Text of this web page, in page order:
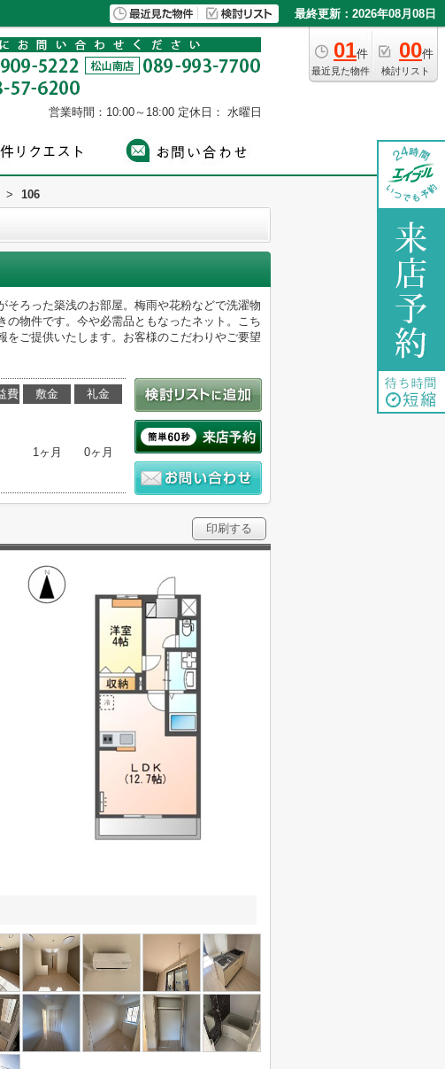
最終更新：2026年08月08日
01件
最近見た物件
00件
検討リスト
営業時間：10:00～18:00 定休日： 水曜日
> 106
ろった築浅のお部屋。梅雨や花粉などで洗濯物
物件です。今や必需品ともなったネット。こち
をご提供いたします。お客様のこだわりやご要望
費 敷金
1ヶ月
礼金
0ヶ月
印刷する